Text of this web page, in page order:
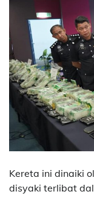
Kereta ini dinaiki
disyaki terlibat